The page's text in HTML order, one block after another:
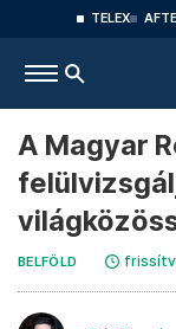
TELEX
A Magyar
BELFÖLD